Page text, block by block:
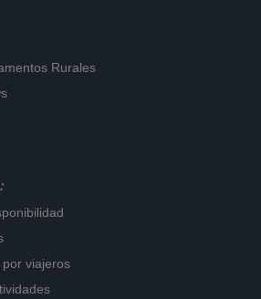
Rurales
viajeros